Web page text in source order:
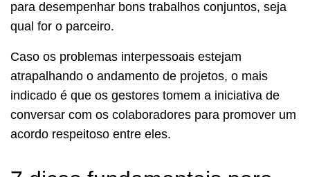
para desempenhar bons trabalhos conjuntos, seja
qual for o parceiro.
Caso os problemas interpessoais estejam
atrapalhando o andamento de projetos, o mais
indicado é que os gestores tomem a iniciativa de
conversar com os colaboradores para promover um
acordo respeitoso entre eles.